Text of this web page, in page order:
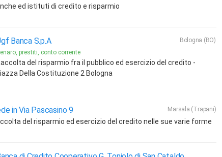
ed istituti di credito e risparmio
Banca S.p.A
Bologna (BO)
prestiti, conto corrente
del risparmio fra il pubblico ed esercizio del credito -
Della Costituzione 2 Bologna
in Via Pascasino 9 Marsala (Trapani)
del risparmio ed esercizio del credito nelle sue varie forme